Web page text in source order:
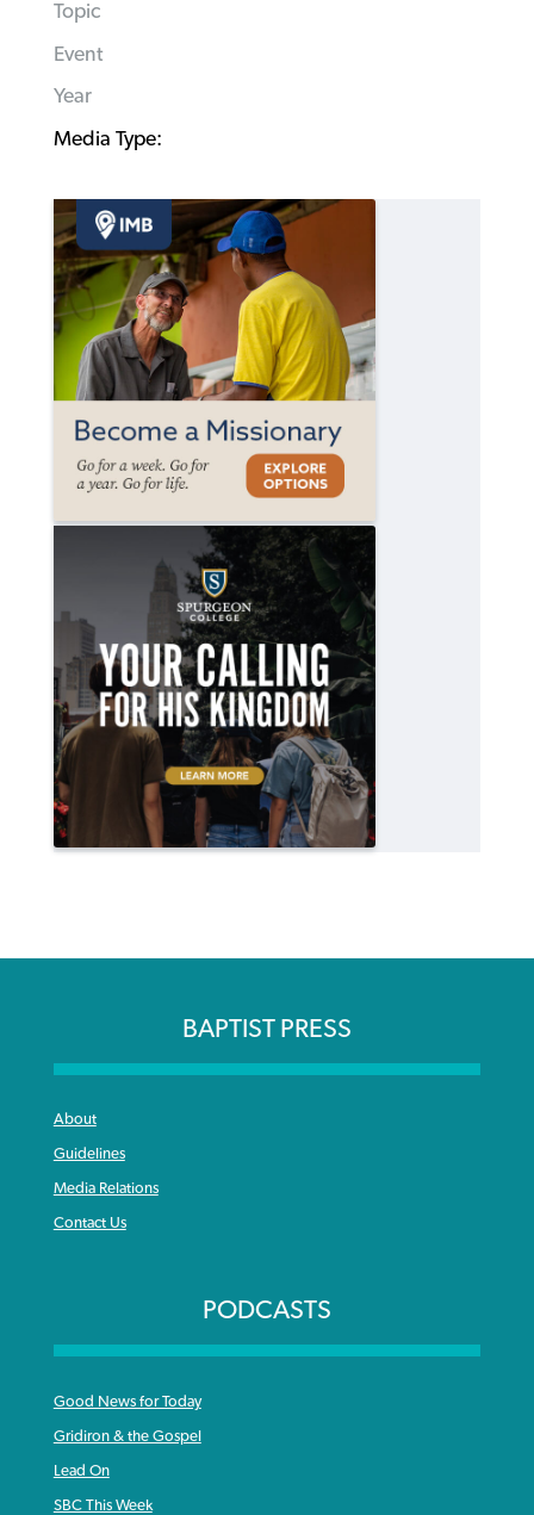
Topic
Event
Year
Media Type:
BAPTIST PRESS
About
Guidelines
Media Relations
Contact Us
PODCASTS
Good News for Today
Gridiron & the Gospel
Lead On
SBC This Week